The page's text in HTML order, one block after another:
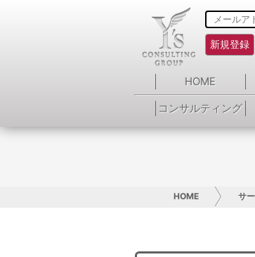
新規登録
HOME
コンサルティング
HOME サ